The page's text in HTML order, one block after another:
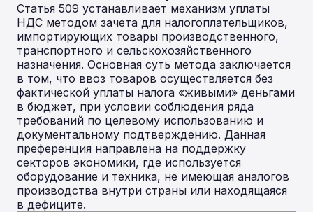
Статья 509 устанавливает механизм уплаты
НДС методом зачета для налогоплательщиков,
импортирующих товары производственного,
транспортного и сельскохозяйственного
назначения. Основная суть метода заключается
в том, что ввоз товаров осуществляется без
фактической уплаты налога «живыми» деньгами
в бюджет, при условии соблюдения ряда
требований по целевому использованию и
документальному подтверждению. Данная
преференция направлена на поддержку
секторов экономики, где используется
оборудование и техника, не имеющая аналогов
производства внутри страны или находящаяся
в дефиците.